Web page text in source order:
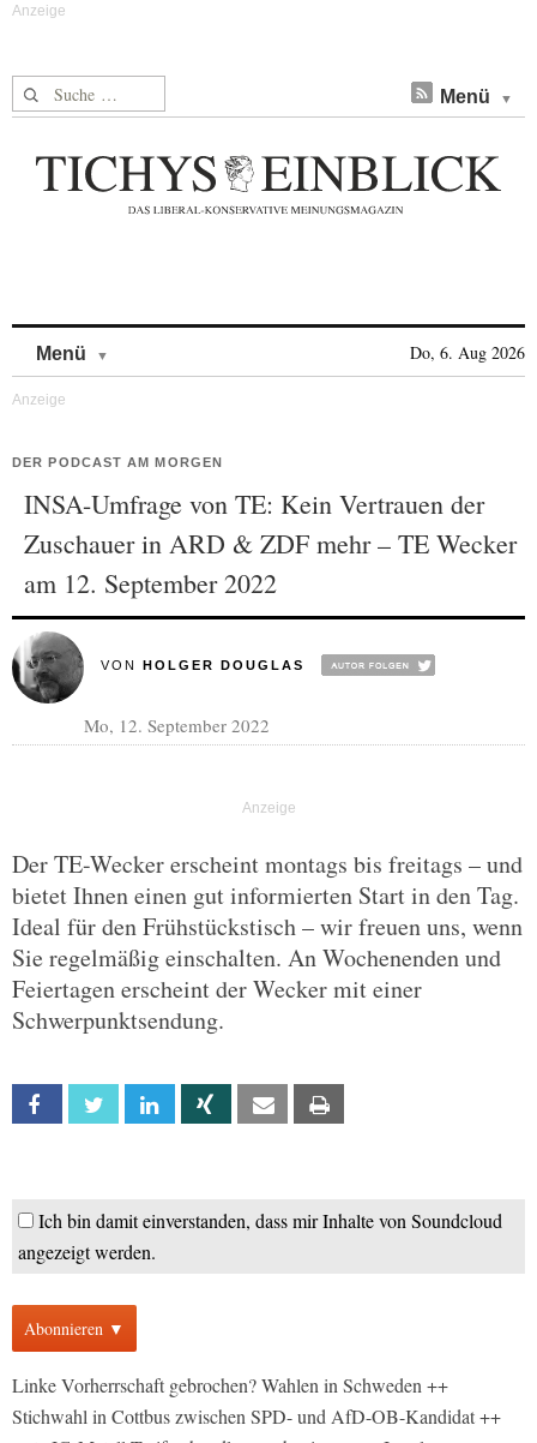
Suche nach: Menü
Menü Do, 6. Aug 2026
DER PODCAST AM MORGEN
INSA-Umfrage von TE: Kein Vertrauen der
Zuschauer in ARD & ZDF mehr – TE Wecker
am 12. September 2022
VON HOLGER DOUGLAS
Mo, 12. September 2022
Der TE-Wecker erscheint montags bis freitags – und
bietet Ihnen einen gut informierten Start in den Tag.
Ideal für den Frühstückstisch – wir freuen uns, wenn
Sie regelmäßig einschalten. An Wochenenden und
Feiertagen erscheint der Wecker mit einer
Schwerpunktsendung.
Facebook Twitter Linkedin Xing Email
Ich bin damit einverstanden, dass mir Inhalte von Soundcloud
angezeigt werden.
Abonnieren ▼
Linke Vorherrschaft gebrochen? Wahlen in Schweden ++
Stichwahl in Cottbus zwischen SPD- und AfD-OB-Kandidat ++